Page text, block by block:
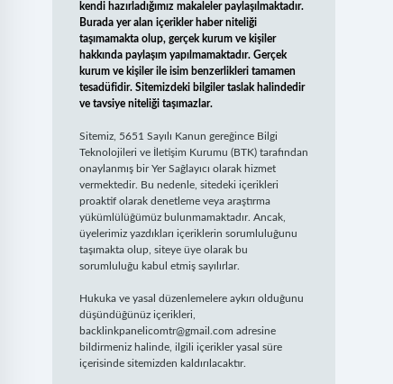
kendi hazırladığımız makaleler paylaşılmaktadır.
Burada yer alan içerikler haber niteliği
taşımamakta olup, gerçek kurum ve kişiler
hakkında paylaşım yapılmamaktadır. Gerçek
kurum ve kişiler ile isim benzerlikleri tamamen
tesadüfidir. Sitemizdeki bilgiler taslak halindedir
ve tavsiye niteliği taşımazlar.
Sitemiz, 5651 Sayılı Kanun gereğince Bilgi
Teknolojileri ve İletişim Kurumu (BTK) tarafından
onaylanmış bir Yer Sağlayıcı olarak hizmet
vermektedir. Bu nedenle, sitedeki içerikleri
proaktif olarak denetleme veya araştırma
yükümlülüğümüz bulunmamaktadır. Ancak,
üyelerimiz yazdıkları içeriklerin sorumluluğunu
taşımakta olup, siteye üye olarak bu
sorumluluğu kabul etmiş sayılırlar.
Hukuka ve yasal düzenlemelere aykırı olduğunu
düşündüğünüz içerikleri,
backlinkpanelicomtr@gmail.com adresine
bildirmeniz halinde, ilgili içerikler yasal süre
içerisinde sitemizden kaldırılacaktır.